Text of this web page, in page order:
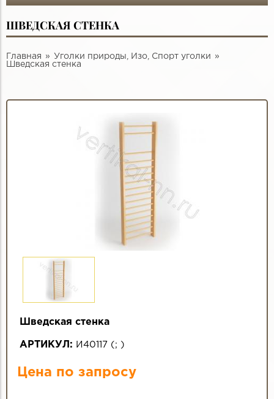
ШВЕДСКАЯ СТЕНКА
Главная
Уголки природы, Изо, Спорт уголки
Шведская стенка
Шведская стенка
АРТИКУЛ: И40117 ( ; )
Цена по запросу